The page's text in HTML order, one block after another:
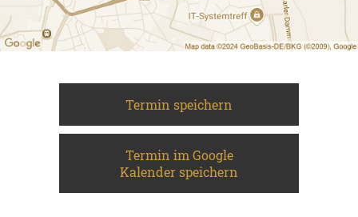
Termin speichern
Termin im Google
Kalender speichern